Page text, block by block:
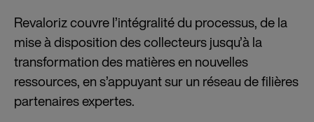
Revaloriz couvre l’intégralité du processus, de la
mise à disposition des collecteurs jusqu’à la
transformation des matières en nouvelles
ressources, en s’appuyant sur un réseau de filières
partenaires expertes.